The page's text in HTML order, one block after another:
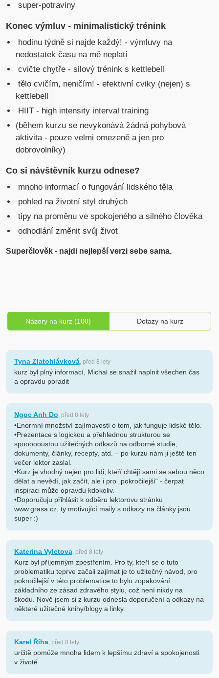
super-potraviny
Konec výmluv - minimalistický trénink
hodinu týdně si najde každý! - výmluvy na
nedostatek času na mě neplatí
cvičte chytře - silový trénink s kettlebell
tělo cvičím, neničím! - efektivní cviky (nejen) s
kettlebell
HIIT - high intensity interval training
(během kurzu se nevykonává žádná pohybová
aktivita - pouze velmi omezeně a jen pro
dobrovolníky)
Co si návštěvník kurzu odnese?
mnoho informací o fungování lidského těla
pohled na životní styl druhých
tipy na proměnu ve spokojeného a silného člověka
odhodlání změnit svůj život
Superčlověk - najdi nejlepší verzi sebe sama.
Názory na kurz (100) Dotazy na kurz
Tyna Zlatohlávková, před 8 lety
kurz byl plný informací, Michal se snažil naplnit všechen čas
a opravdu poradit
Ngoc Anh Do, před 8 lety
•Enormní množství zajímavostí o tom, jak funguje lidské tělo.
•Prezentace s logickou a přehlednou strukturou se
spoooooustou užitečných odkazů na odborné studie,
dokumenty, články, recepty, atd. – po kurzu nám ji ještě ten
večer lektor zaslal.
•Kurz je vhodný nejen pro lidi, kteří chtějí sami se sebou něco
dělat a nevědí, jak začít, ale i pro „pokročilejší“ - čerpat
inspiraci může opravdu kdokoliv.
•Doporučuju přihlásit k odběru lektorovu stránku
www.grasa.cz, ty motivující maily s odkazy na články jsou
super :)
Katerina Vyletova, před 8 lety
Kurz byl příjemným zpestřením. Pro ty, kteří se o tuto
problematiku teprve začali zajímat je to užitečný návod, pro
pokročilejší v této problematice to bylo zopakování
základního ze zásad zdravého stylu, což není nikdy na
škodu. Nově jsem si z kurzu odnesla doporučení a odkazy na
některé užitečné knihy/blogy a linky.
Karel Říha, před 8 lety
určitě pomůže mnoha lidem k lepšímu zdraví a spokojenosti
v životě